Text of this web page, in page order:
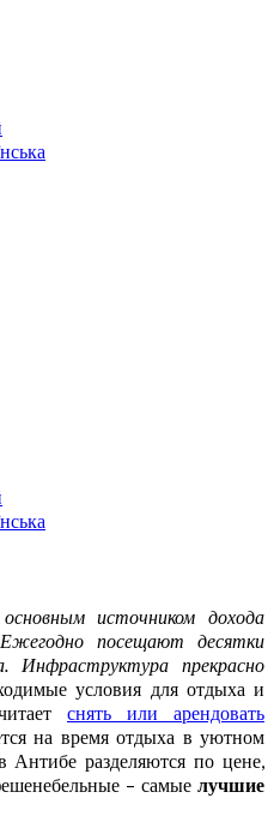
источником дохода
посещают десятки
прекрасно
условия для отдыха и
снять или арендовать
на время отдыха в уютном
Антибе разделяются по цене,
– самые лучшие